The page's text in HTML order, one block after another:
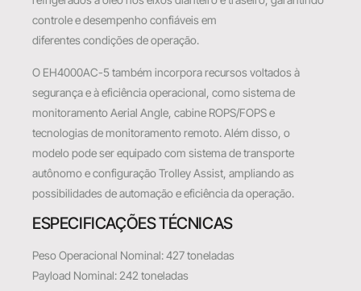
controle e desempenho confiáveis em
diferentes condições de operação.
O EH4000AC-5 também incorpora recursos voltados à
segurança e à eficiência operacional, como sistema de
monitoramento Aerial Angle, cabine ROPS/FOPS e
tecnologias de monitoramento remoto. Além disso, o
modelo pode ser equipado com sistema de transporte
autônomo e configuração Trolley Assist, ampliando as
possibilidades de automação e eficiência da operação.
ESPECIFICAÇÕES TÉCNICAS
Peso Operacional Nominal: 427 toneladas
Payload Nominal: 242 toneladas